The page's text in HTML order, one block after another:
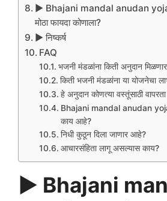
▶️ Bhajani mandal anudan
मोठा फायदा कोणाला?
▶️ निष्कर्ष
FAQ
भजनी मंडळांना किती अनुदान
किती भजनी मंडळांना या योजनेचा
हे अनुदान कोणत्या वस्तूंसाठी
Bhajani mandal anudan
काय आहे?
निधी कुठून दिला जाणार आहे?
आचारसंहिता लागू असल्यास काय?
▶️ Bhajani